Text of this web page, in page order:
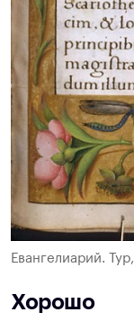
Евангелиарий.
Хорошо